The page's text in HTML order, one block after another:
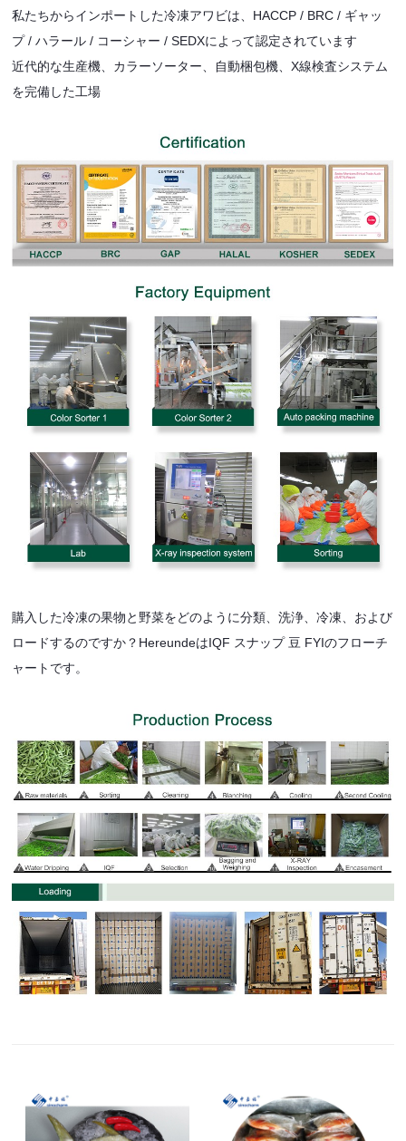
私たちからインポートした冷凍アワビは、HACCP / BRC / ギャッ
プ / ハラール / コーシャー / SEDXによって認定されています
近代的な生産機、カラーソーター、自動梱包機、X線検査システム
を完備した工場
購入した冷凍の果物と野菜をどのように分類、洗浄、冷凍、および
ロードするのですか？HereundeはIQF スナップ 豆 FYIのフローチ
ャートです。